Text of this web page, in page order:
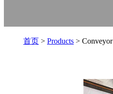
首页 > Products > Conveyor